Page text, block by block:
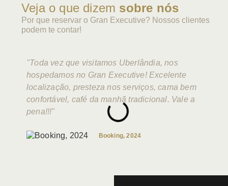
"Toda vez que visitamos Uberlândia, nos
hospedamos no Gran Executive! Excelente
localização, presteza nos serviços, cama bem
confortável, café da manhã tradicional. Vale a
pena!!!"
Booking, 2024
Veja o que dizem sobre nós
Por que reservar o Gran Executive? Nossos clientes
podem te contar!